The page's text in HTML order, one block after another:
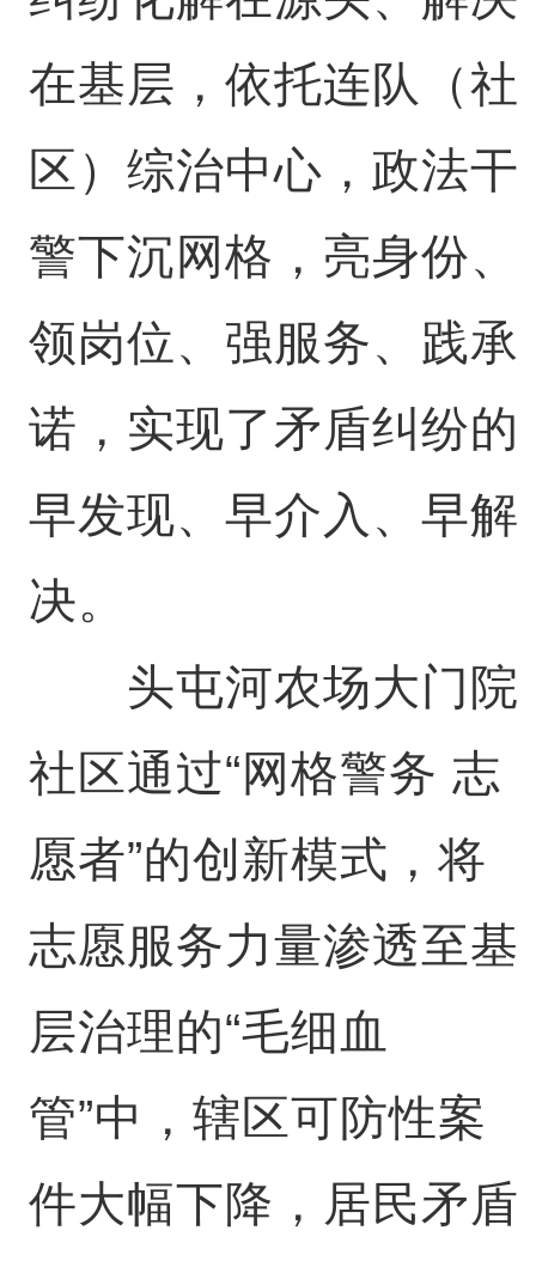
在基层，依托连队（社
区）综治中心，政法干
警下沉网格，亮身份、
领岗位、强服务、践承
诺，实现了矛盾纠纷的
早发现、早介入、早解
决。
头屯河农场大门院
社区通过“网格警务 志
愿者”的创新模式，将
志愿服务力量渗透至基
层治理的“毛细血
管”中，辖区可防性案
件大幅下降，居民矛盾